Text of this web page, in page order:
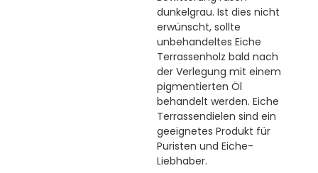
dunkelgrau. Ist dies nicht
erwünscht, sollte
unbehandeltes Eiche
Terrassenholz bald nach
der Verlegung mit einem
pigmentierten Öl
behandelt werden. Eiche
Terrassendielen sind ein
geeignetes Produkt für
Puristen und Eiche-
Liebhaber.